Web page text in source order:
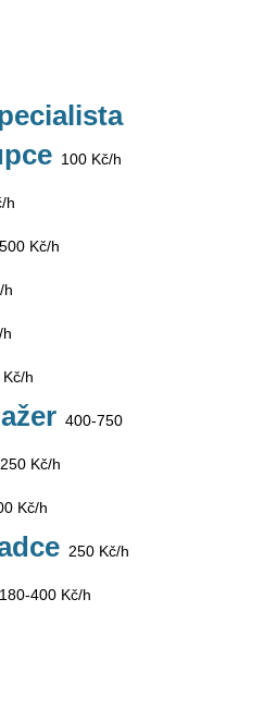
100 Kč/h
h
Kč/h
h
h
400-750
250 Kč/h
Kč/h
250 Kč/h
180-400 Kč/h